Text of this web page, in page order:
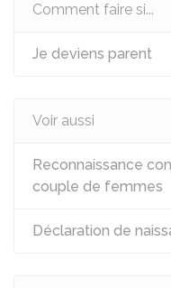
Comment faire si...
Je deviens parent
Voir aussi
Reconnaissance
couple de femmes
Déclaration de